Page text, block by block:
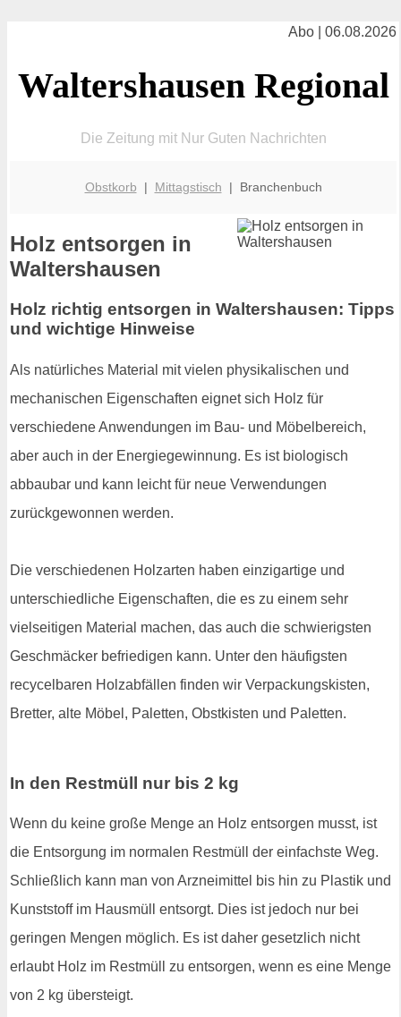
Abo | 06.08.2026
Waltershausen Regional
Die Zeitung mit Nur Guten Nachrichten
Obstkorb | Mittagstisch | Branchenbuch
Holz entsorgen in
Waltershausen
Holz richtig entsorgen in Waltershausen: Tipps
und wichtige Hinweise
Als natürliches Material mit vielen physikalischen und
mechanischen Eigenschaften eignet sich Holz für
verschiedene Anwendungen im Bau- und Möbelbereich,
aber auch in der Energiegewinnung. Es ist biologisch
abbaubar und kann leicht für neue Verwendungen
zurückgewonnen werden.
Die verschiedenen Holzarten haben einzigartige und
unterschiedliche Eigenschaften, die es zu einem sehr
vielseitigen Material machen, das auch die schwierigsten
Geschmäcker befriedigen kann. Unter den häufigsten
recycelbaren Holzabfällen finden wir Verpackungskisten,
Bretter, alte Möbel, Paletten, Obstkisten und Paletten.
In den Restmüll nur bis 2 kg
Wenn du keine große Menge an Holz entsorgen musst, ist
die Entsorgung im normalen Restmüll der einfachste Weg.
Schließlich kann man von Arzneimittel bis hin zu Plastik und
Kunststoff im Hausmüll entsorgt. Dies ist jedoch nur bei
geringen Mengen möglich. Es ist daher gesetzlich nicht
erlaubt Holz im Restmüll zu entsorgen, wenn es eine Menge
von 2 kg übersteigt.